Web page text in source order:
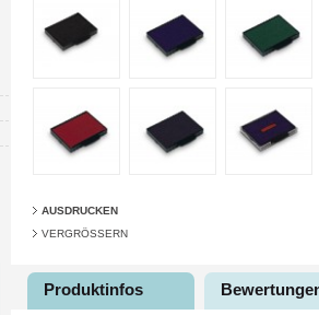
AUSDRUCKEN
VERGRÖSSERN
Produktinfos